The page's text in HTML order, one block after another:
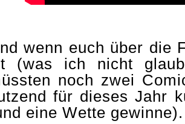
wenn euch über die
(was ich nicht
noch zwei
für dieses Jahr
eine Wette